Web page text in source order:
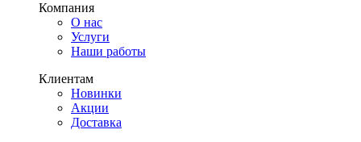
Компания
О нас
Услуги
Наши работы
Клиентам
Новинки
Акции
Доставка